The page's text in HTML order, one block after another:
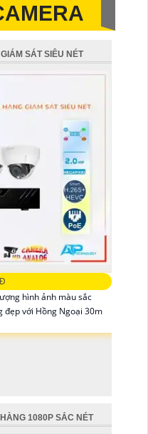
SÁT SIÊU NÉT
hình ảnh màu sắc
đẹp với Hồng Ngoại 30m
1080P SẮC NÉT